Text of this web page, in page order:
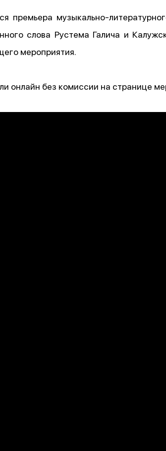
премьера музыкально-
слова Рустема Галича и
мероприятия.
онлайн без комиссии на странице